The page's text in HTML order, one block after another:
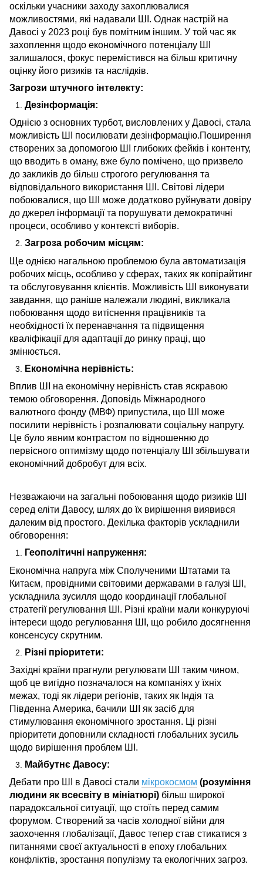
оскільки учасники заходу захоплювалися
можливостями, які надавали ШІ. Однак настрій на
Давосі у 2023 році був помітним іншим. У той час як
захоплення щодо економічного потенціалу ШІ
залишалося, фокус перемістився на більш критичну
оцінку його ризиків та наслідків.
Загрози штучного інтелекту:
Дезінформація:
Однією з основних турбот, висловлених у Давосі, стала
можливість ШІ посилювати дезінформацію.Поширення
створених за допомогою ШІ глибоких фейків і контенту,
що вводить в оману, вже було помічено, що призвело
до закликів до більш строгого регулювання та
відповідального використання ШІ. Світові лідери
побоювалися, що ШІ може додатково руйнувати довіру
до джерел інформації та порушувати демократичні
процеси, особливо у контексті виборів.
Загроза робочим місцям:
Ще однією нагальною проблемою була автоматизація
робочих місць, особливо у сферах, таких як копірайтинг
та обслуговування клієнтів. Можливість ШІ виконувати
завдання, що раніше належали людині, викликала
побоювання щодо витіснення працівників та
необхідності їх перенавчання та підвищення
кваліфікації для адаптації до ринку праці, що
змінюється.
Економічна нерівність:
Вплив ШІ на економічну нерівність став яскравою
темою обговорення. Доповідь Міжнародного
валютного фонду (МВФ) припустила, що ШІ може
посилити нерівність і розпалювати соціальну напругу.
Це було явним контрастом по відношенню до
первісного оптимізму щодо потенціалу ШІ збільшувати
економічний добробут для всіх.
Незважаючи на загальні побоювання щодо ризиків ШІ
серед еліти Давосу, шлях до їх вирішення виявився
далеким від простого. Декілька факторів ускладнили
обговорення:
Геополітичні напруження:
Економічна напруга між Сполученими Штатами та
Китаєм, провідними світовими державами в галузі ШІ,
ускладнила зусилля щодо координації глобальної
стратегії регулювання ШІ. Різні країни мали конкуруючі
інтереси щодо регулювання ШІ, що робило досягнення
консенсусу скрутним.
Різні пріоритети:
Західні країни прагнули регулювати ШІ таким чином,
щоб це вигідно позначалося на компаніях у їхніх
межах, тоді як лідери регіонів, таких як Індія та
Південна Америка, бачили ШІ як засіб для
стимулювання економічного зростання. Ці різні
пріоритети доповнили складності глобальних зусиль
щодо вирішення проблем ШІ.
Майбутнє Давосу:
Дебати про ШІ в Давосі стали мікрокосмом (розуміння
людини як всесвіту в мініатюрі) більш широкої
парадоксальної ситуації, що стоїть перед самим
форумом. Створений за часів холодної війни для
заохочення глобалізації, Давос тепер став стикатися з
питаннями своєї актуальності в епоху глобальних
конфліктів, зростання популізму та екологічних загроз.